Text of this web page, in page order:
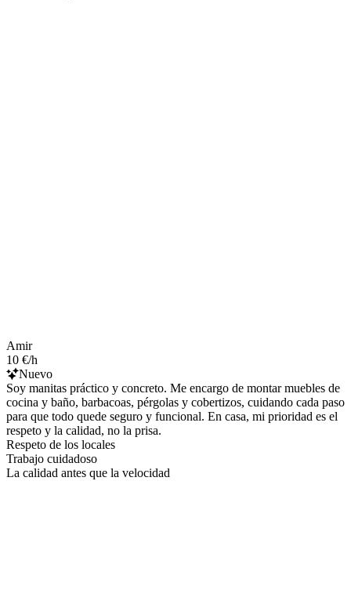
Amir
10 €/h
Nuevo
Soy manitas práctico y concreto. Me encargo de montar muebles de
cocina y baño, barbacoas, pérgolas y cobertizos, cuidando cada paso
para que todo quede seguro y funcional. En casa, mi prioridad es el
respeto y la calidad, no la prisa.
Respeto de los locales
Trabajo cuidadoso
La calidad antes que la velocidad